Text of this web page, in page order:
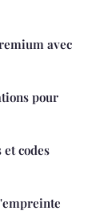
avec
pour
codes